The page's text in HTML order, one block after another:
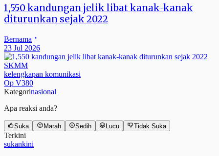
1,550 kandungan jelik libat kanak-kanak
diturunkan sejak 2022
Bernama
23 Jul 2026
SKMM
kelengkapan komunikasi
Op V380
Kategorinasional
Apa reaksi anda?
Suka Marah Sedih Lucu Tidak Suka
Terkini
sukankini